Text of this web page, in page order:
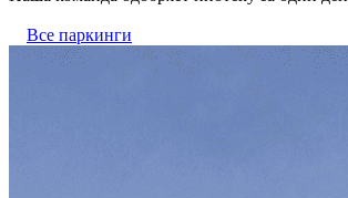
Все паркинги